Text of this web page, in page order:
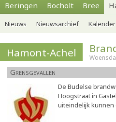
Beringen Bocholt Bree
Nieuws Nieuwsarchief Kalender
Hamont-Achel
Grensgevallen
De Budelse
Hoogstraat in
uiteindelijk kunnen